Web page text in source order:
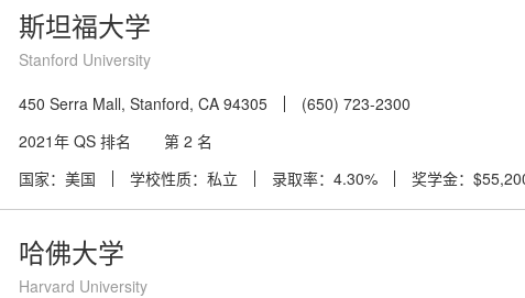
斯坦福大学
Stanford University
450 Serra Mall, Stanford, CA 94305
(650) 723-2300
2021年 QS 排名
第 2 名
国家：美国
学校性质：私立 录取率：4.30% 奖学金：
哈佛大学
Harvard University